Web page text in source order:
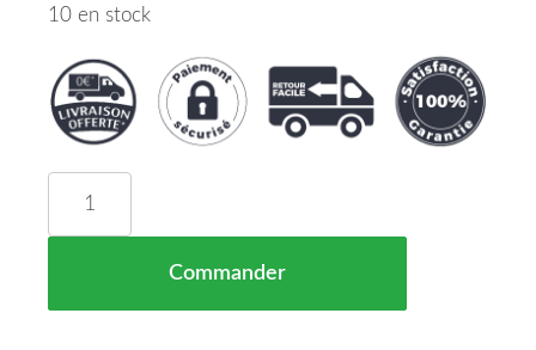
10 en stock
Commander